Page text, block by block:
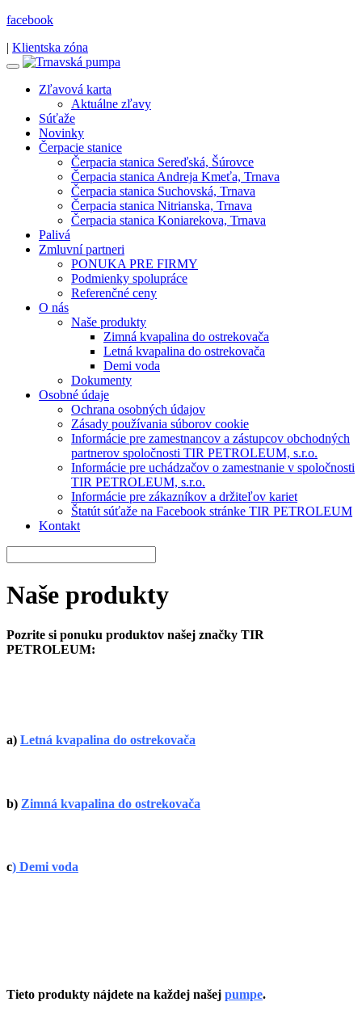
facebook
| Klientska zóna
Zľavová karta
Aktuálne zľavy
Súťaže
Novinky
Čerpacie stanice
Čerpacia stanica Sereďská, Šúrovce
Čerpacia stanica Andreja Kmeťa, Trnava
Čerpacia stanica Suchovská, Trnava
Čerpacia stanica Nitrianska, Trnava
Čerpacia stanica Koniarekova, Trnava
Palivá
Zmluvní partneri
PONUKA PRE FIRMY
Podmienky spolupráce
Referenčné ceny
O nás
Naše produkty
Zimná kvapalina do ostrekovača
Letná kvapalina do ostrekovača
Demi voda
Dokumenty
Osobné údaje
Ochrana osobných údajov
Zásady používania súborov cookie
Informácie pre zamestnancov a zástupcov obchodných
partnerov spoločnosti TIR PETROLEUM, s.r.o.
Informácie pre uchádzačov o zamestnanie v spoločnosti
TIR PETROLEUM, s.r.o.
Informácie pre zákazníkov a držiteľov kariet
Štatút súťaže na Facebook stránke TIR PETROLEUM
Kontakt
Naše produkty
Pozrite si ponuku produktov našej značky TIR
PETROLEUM:
a) Letná kvapalina do ostrekovača
b) Zimná kvapalina do ostrekovača
c) Demi voda
Tieto produkty nájdete na každej našej pumpe.